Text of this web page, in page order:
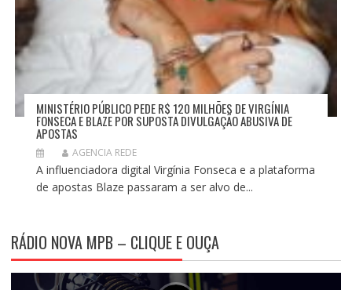
MINISTÉRIO PÚBLICO PEDE R$ 120 MILHÕES DE VIRGÍNIA
FONSECA E BLAZE POR SUPOSTA DIVULGAÇÃO ABUSIVA DE
APOSTAS
AGENCIA REDE
A influenciadora digital Virgínia Fonseca e a plataforma
de apostas Blaze passaram a ser alvo de...
RÁDIO NOVA MPB – CLIQUE E OUÇA